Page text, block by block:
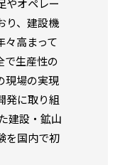
り、建設機
々高まって
で生産性の
現場の実現
発に取り組
建設・鉱山
を国内で初